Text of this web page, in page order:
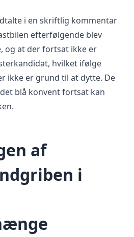
i en skriftlig kommentar
efterfølgende blev
og at der fortsat ikke er
hvilket ifølge
ikke er grund til at dytte. De
blå konvent fortsat kan
af
i